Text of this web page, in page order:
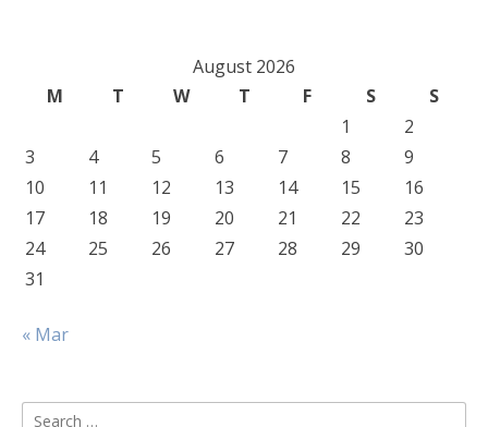
August 2026
M
T W T F S
S
1
2
3
4 5 6 7 8
9
10
11 12 13 14 15
16
17
18 19 20 21 22
23
24
25 26 27 28 29
30
31
« Mar
Search